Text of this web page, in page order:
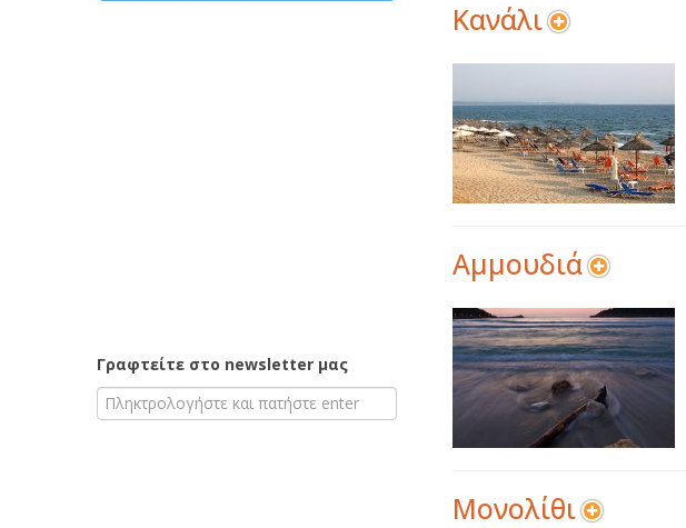
Γραφτείτε στο newsletter μας
Κανάλι
Αμμουδιά
Μονολίθι